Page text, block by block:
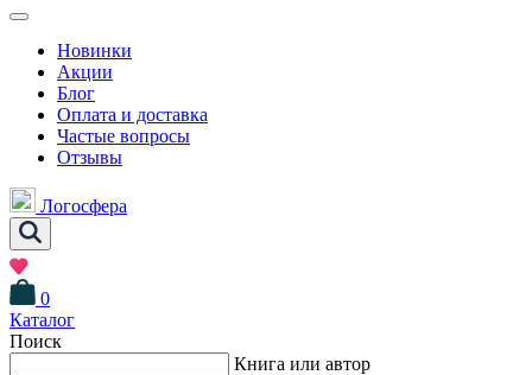
Новинки
Акции
Блог
Оплата и доставка
Частые вопросы
Отзывы
Логосфера
0
Каталог
Поиск
Книга или автор